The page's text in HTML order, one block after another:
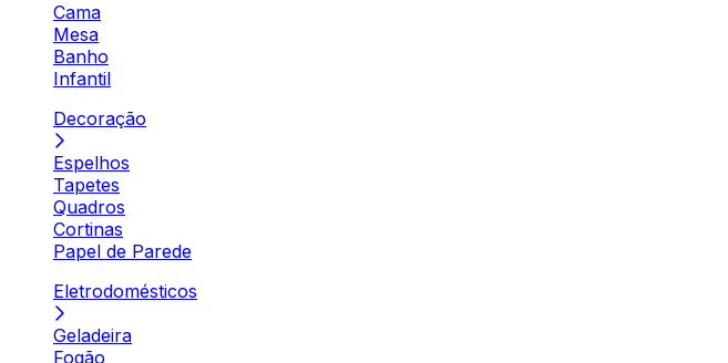
Cama
Mesa
Banho
Infantil
Decoração
Espelhos
Tapetes
Quadros
Cortinas
Papel de Parede
Eletrodomésticos
Geladeira
Fogão